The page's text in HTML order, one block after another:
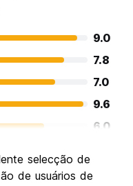
9.0
7.8
7.0
9.6
6.0
selecção de
de usuários de